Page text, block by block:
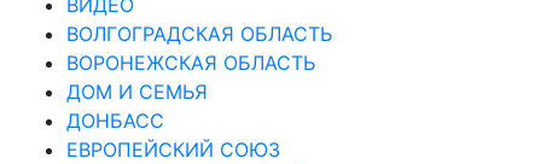
ВОЛГОГРАДСКАЯ ОБЛАСТЬ
ВОРОНЕЖСКАЯ ОБЛАСТЬ
ДОМ И СЕМЬЯ
ДОНБАСС
ЕВРОПЕЙСКИЙ СОЮЗ